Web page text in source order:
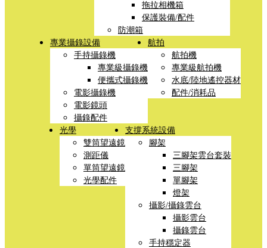
拖拉相機箱
保護裝備/配件
防潮箱
專業攝錄設備
手持攝錄機
專業級攝錄機
便攜式攝錄機
電影攝錄機
電影鏡頭
攝錄配件
航拍
航拍機
專業級航拍機
水底/陸地遙控器材
配件/消耗品
光學
雙筒望遠鏡
測距儀
單筒望遠鏡
光學配件
支撐系統設備
腳架
三腳架雲台套裝
三腳架
單腳架
燈架
攝影/攝錄雲台
攝影雲台
攝錄雲台
手持穩定器